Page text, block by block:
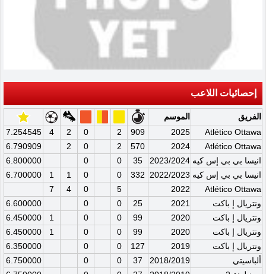
إحصائيات اللاعب
الفريق
الموسم
Atlético Ottawa
2025
909
2
0
2
4
7.254545
Atlético Ottawa
2024
570
2
0
2
6.790909
انيسا بي بي إس كيه 2023/2024
35
0
0
6.800000
انيسا بي بي إس كيه 2022/2023
332
0
0
1
1
6.700000
Atlético Ottawa
2022
5
0
4
7
ونتريال إ باكت
2021
25
0
0
6.600000
ونتريال إ باكت
2020
99
0
0
1
6.450000
ونتريال إ باكت
2020
99
0
0
1
6.450000
ونتريال إ باكت
2019
127
0
0
6.350000
ألباسيتي
2018/2019
37
0
0
6.750000